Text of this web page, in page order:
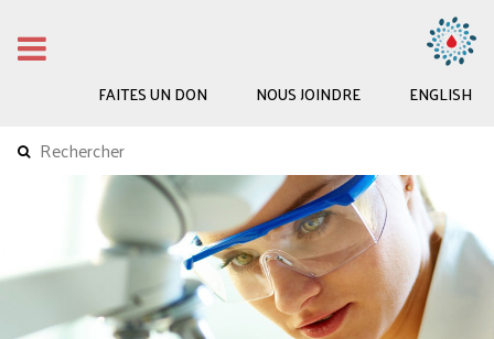
FAITES UN DON NOUS JOINDRE ENGLISH